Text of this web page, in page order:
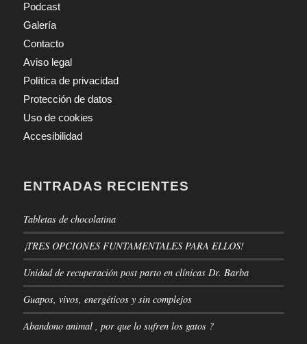
Podcast
Galería
Contacto
Aviso legal
Política de privacidad
Protección de datos
Uso de cookies
Accesibilidad
ENTRADAS RECIENTES
Tabletas de chocolatina
¡TRES OPCIONES FUNTAMENTALES PARA ELLOS!
Unidad de recuperación post parto en clínicas Dr. Barba
Guapos, vivos, energéticos y sin complejos
Abandono animal , por que lo sufren los gatos ?